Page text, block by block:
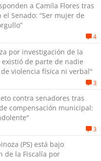
a Camila Flores tras
el Senado: “Ser mujer de
4
por investigación de la
existió de parte de nadie
violencia física ni verbal"
3
contra senadores tras
compensación municipal:
3
(PS) está bajo
de la Fiscalía por